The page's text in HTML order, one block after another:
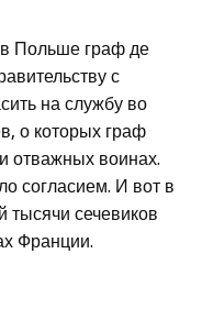
в Польше граф де
с
на службу во
о которых граф
отважных воинах.
согласием. И вот в
тысячи сечевиков
Франции.